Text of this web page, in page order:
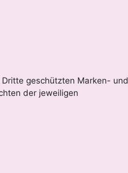
geschützten Marken- und
der jeweiligen